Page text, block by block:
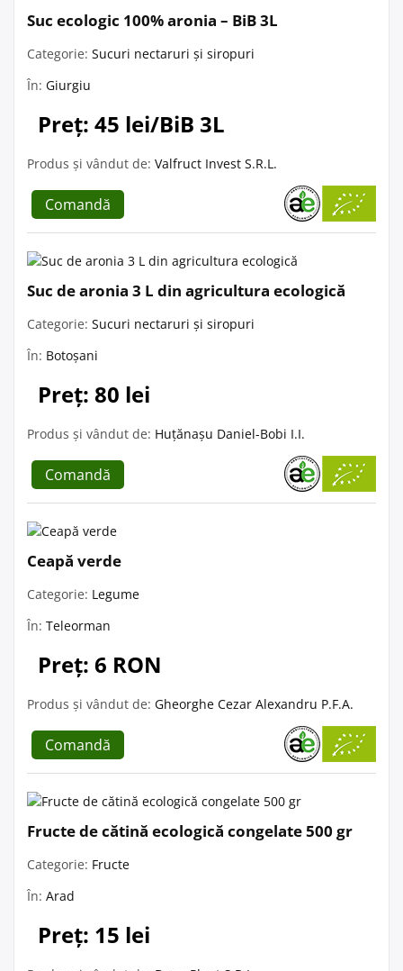
Suc ecologic 100% aronia – BiB 3L
Categorie: Sucuri nectaruri și siropuri
În: Giurgiu
Preț: 45 lei/BiB 3L
Produs și vândut de: Valfruct Invest S.R.L.
Comandă
Suc de aronia 3 L din agricultura ecologică
Categorie: Sucuri nectaruri și siropuri
În: Botoșani
Preț: 80 lei
Produs și vândut de: Huțănașu Daniel-Bobi I.I.
Comandă
Ceapă verde
Categorie: Legume
În: Teleorman
Preț: 6 RON
Produs și vândut de: Gheorghe Cezar Alexandru P.F.A.
Comandă
Fructe de cătină ecologică congelate 500 gr
Categorie: Fructe
În: Arad
Preț: 15 lei